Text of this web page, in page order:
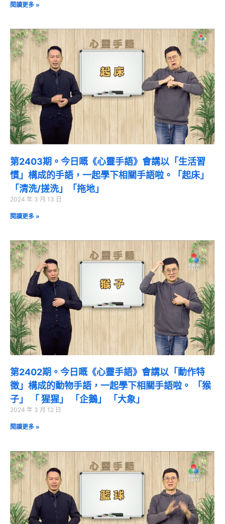
閱讀更多 »
第2403期。今日嘅《心靈手語》會講以「生活習
慣」構成的手語，一起學下相關手語啦。「起床」
「清洗/搓洗」「拖地」
2024 年 3 月 13 日
閱讀更多 »
第2402期。今日嘅《心靈手語》會講以「動作特
徵」構成的動物手語，一起學下相關手語啦。 「猴
子」 「 猩猩」 「企鵝」 「大象」
2024 年 3 月 12 日
閱讀更多 »